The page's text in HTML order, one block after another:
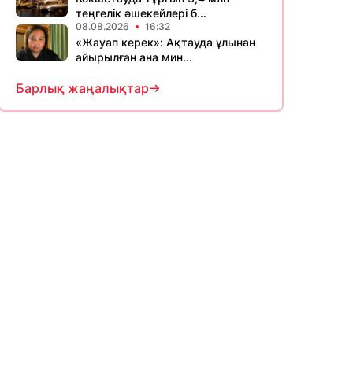
теңгелік әшекейлері б...
08.08.2026 16:32
«Жауап керек»: Ақтауда ұлынан
айырылған ана мин...
Барлық жаңалықтар